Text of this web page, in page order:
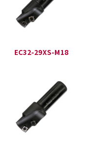
EC32-29XS-M18